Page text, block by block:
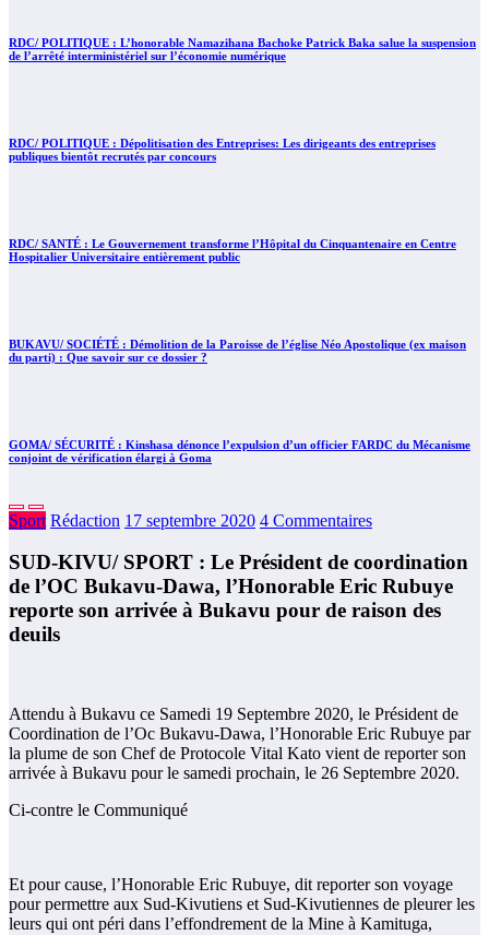
RDC/ POLITIQUE : L’honorable Namazihana Bachoke Patrick Baka salue la suspension
de l’arrêté interministériel sur l’économie numérique
RDC/ POLITIQUE : Dépolitisation des Entreprises: Les dirigeants des entreprises
publiques bientôt recrutés par concours
RDC/ SANTÉ : Le Gouvernement transforme l’Hôpital du Cinquantenaire en Centre
Hospitalier Universitaire entièrement public
BUKAVU/ SOCIÉTÉ : Démolition de la Paroisse de l’église Néo Apostolique (ex maison
du parti) : Que savoir sur ce dossier ?
GOMA/ SÉCURITÉ : Kinshasa dénonce l’expulsion d’un officier FARDC du Mécanisme
conjoint de vérification élargi à Goma
Sport Rédaction 17 septembre 2020 4 Commentaires
SUD-KIVU/ SPORT : Le Président de coordination
de l’OC Bukavu-Dawa, l’Honorable Eric Rubuye
reporte son arrivée à Bukavu pour de raison des
deuils
Attendu à Bukavu ce Samedi 19 Septembre 2020, le Président de
Coordination de l’Oc Bukavu-Dawa, l’Honorable Eric Rubuye par
la plume de son Chef de Protocole Vital Kato vient de reporter son
arrivée à Bukavu pour le samedi prochain, le 26 Septembre 2020.
Ci-contre le Communiqué
Et pour cause, l’Honorable Eric Rubuye, dit reporter son voyage
pour permettre aux Sud-Kivutiens et Sud-Kivutiennes de pleurer les
leurs qui ont péri dans l’effondrement de la Mine à Kamituga,